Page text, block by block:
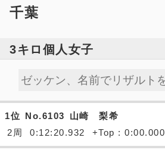
千葉
3キロ個人女子
1位 No.6103
山崎 梨希
2周
0:12:20.932 +Top : 0:00.000